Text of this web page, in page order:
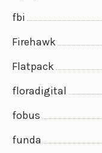
fbi
Firehawk
Flatpack
floradigital
fobus
funda